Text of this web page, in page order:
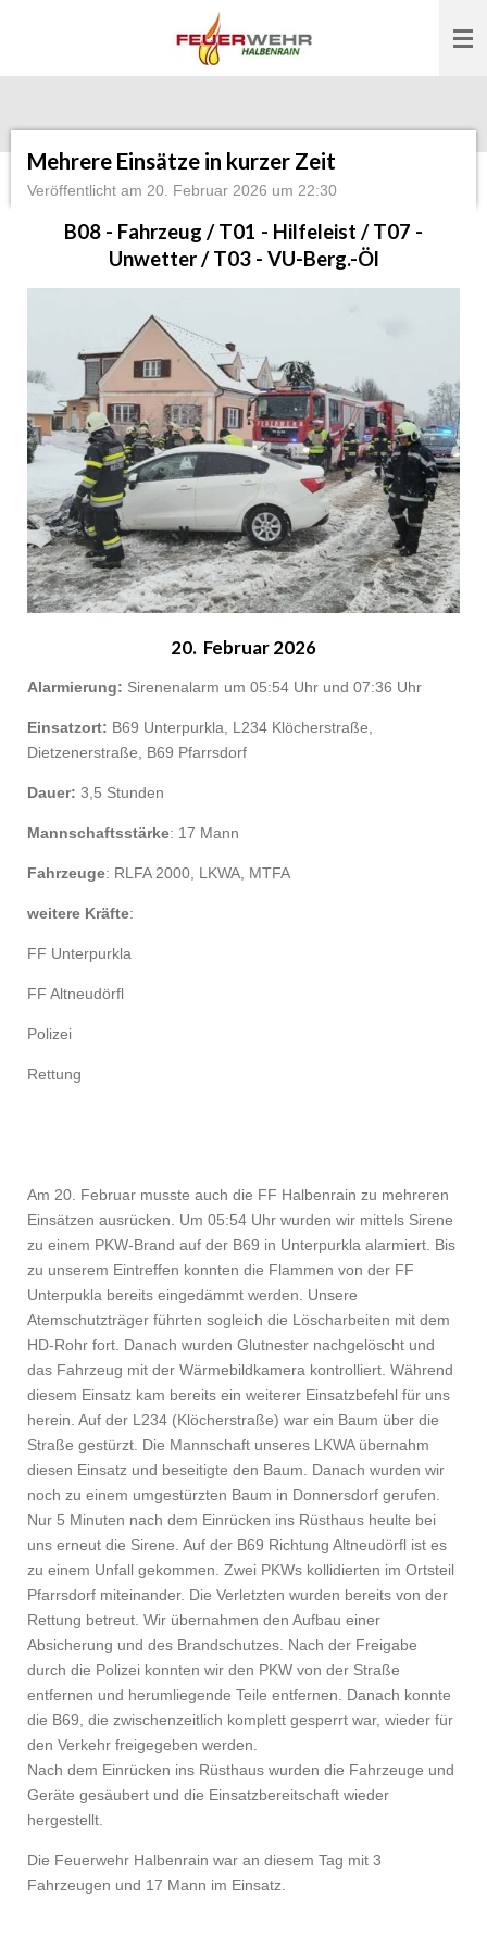
Mehrere Einsätze in kurzer Zeit
Veröffentlicht am 20. Februar 2026 um 22:30
B08 - Fahrzeug / T01 - Hilfeleist / T07 -
Unwetter / T03 - VU-Berg.-Öl
20. Februar 2026
Alarmierung: Sirenenalarm um 05:54 Uhr und 07:36 Uhr
Einsatzort: B69 Unterpurkla, L234 Klöcherstraße,
Dietzenerstraße, B69 Pfarrsdorf
Dauer: 3,5 Stunden
Mannschaftsstärke: 17 Mann
Fahrzeuge: RLFA 2000, LKWA, MTFA
weitere Kräfte:
FF Unterpurkla
FF Altneudörfl
Polizei
Rettung
Am 20. Februar musste auch die FF Halbenrain zu mehreren
Einsätzen ausrücken. Um 05:54 Uhr wurden wir mittels Sirene
zu einem PKW-Brand auf der B69 in Unterpurkla alarmiert. Bis
zu unserem Eintreffen konnten die Flammen von der FF
Unterpukla bereits eingedämmt werden. Unsere
Atemschutzträger führten sogleich die Löscharbeiten mit dem
HD-Rohr fort. Danach wurden Glutnester nachgelöscht und
das Fahrzeug mit der Wärmebildkamera kontrolliert. Während
diesem Einsatz kam bereits ein weiterer Einsatzbefehl für uns
herein. Auf der L234 (Klöcherstraße) war ein Baum über die
Straße gestürzt. Die Mannschaft unseres LKWA übernahm
diesen Einsatz und beseitigte den Baum. Danach wurden wir
noch zu einem umgestürzten Baum in Donnersdorf gerufen.
Nur 5 Minuten nach dem Einrücken ins Rüsthaus heulte bei
uns erneut die Sirene. Auf der B69 Richtung Altneudörfl ist es
zu einem Unfall gekommen. Zwei PKWs kollidierten im Ortsteil
Pfarrsdorf miteinander. Die Verletzten wurden bereits von der
Rettung betreut. Wir übernahmen den Aufbau einer
Absicherung und des Brandschutzes. Nach der Freigabe
durch die Polizei konnten wir den PKW von der Straße
entfernen und herumliegende Teile entfernen. Danach konnte
die B69, die zwischenzeitlich komplett gesperrt war, wieder für
den Verkehr freigegeben werden.
Nach dem Einrücken ins Rüsthaus wurden die Fahrzeuge und
Geräte gesäubert und die Einsatzbereitschaft wieder
hergestellt.
Die Feuerwehr Halbenrain war an diesem Tag mit 3
Fahrzeugen und 17 Mann im Einsatz.